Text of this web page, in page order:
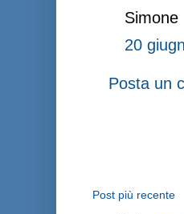
Simone
20
Posta un
Post più recente